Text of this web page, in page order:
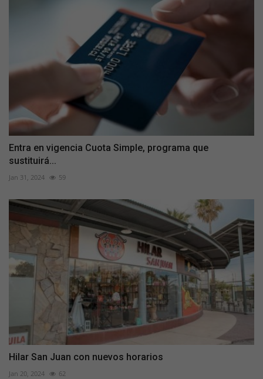
Entra en vigencia Cuota Simple, programa que
sustituirá...
Jan 31, 2024 59
Hilar San Juan con nuevos horarios
Jan 20, 2024 62